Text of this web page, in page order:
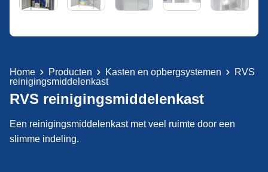
Home Producten Kasten en opbergsystemen
RVS
reinigingsmiddelenkast
RVS reinigingsmiddelenkast
Een reinigingsmiddelenkast met veel ruimte door een
slimme indeling.